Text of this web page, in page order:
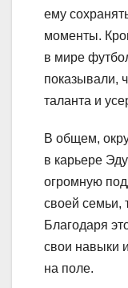
ему
моменты.
в мире
показывали,
таланта и
В общем,
в карьере
огромную
своей семьи,
Благодаря
свои навыки
на поле.